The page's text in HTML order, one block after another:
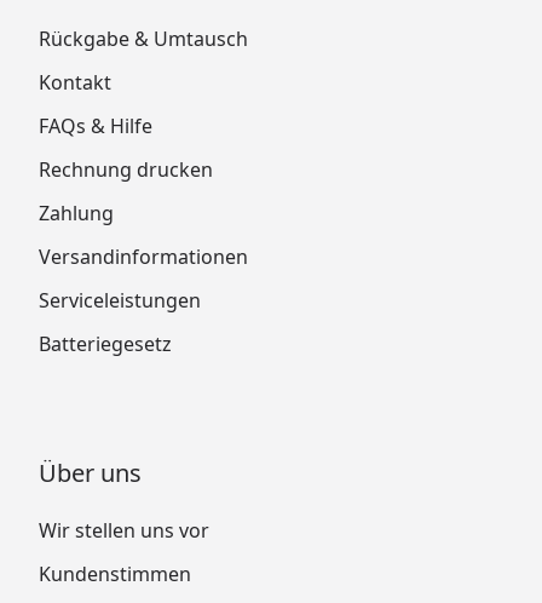
Rückgabe & Umtausch
Kontakt
FAQs & Hilfe
Rechnung drucken
Zahlung
Versandinformationen
Serviceleistungen
Batteriegesetz
Über uns
Wir stellen uns vor
Kundenstimmen